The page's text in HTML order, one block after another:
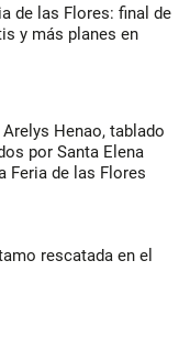
de las Flores: final de
y más planes en
Henao, tablado
por Santa Elena
Feria de las Flores
rescatada en el